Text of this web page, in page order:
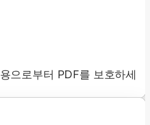
으로부터 PDF를 보호하세